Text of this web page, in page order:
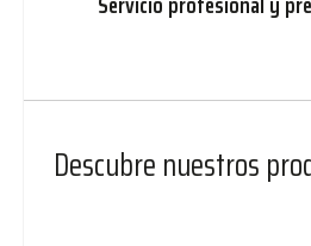
Descubre nuestros